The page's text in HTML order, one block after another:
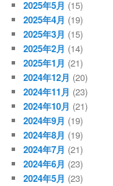
2025年5月 (15)
2025年4月 (19)
2025年3月 (15)
2025年2月 (14)
2025年1月 (21)
2024年12月 (20)
2024年11月 (23)
2024年10月 (21)
2024年9月 (19)
2024年8月 (19)
2024年7月 (21)
2024年6月 (23)
2024年5月 (23)